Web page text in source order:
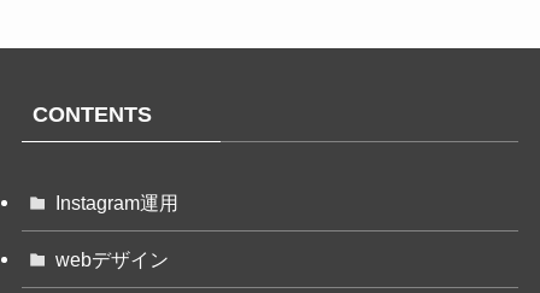
CONTENTS
Instagram運用
webデザイン